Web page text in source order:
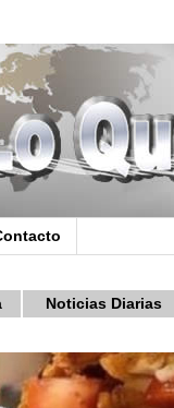
Noticias Diarias